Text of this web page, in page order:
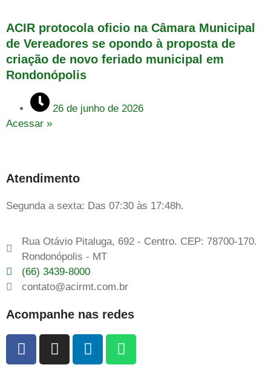
ACIR protocola oficio na Câmara Municipal
de Vereadores se opondo à proposta de
criação de novo feriado municipal em
Rondonópolis
26 de junho de 2026
Acessar »
Atendimento
Segunda a sexta: Das 07:30 às 17:48h.
Rua Otávio Pitaluga, 692 - Centro. CEP: 78700-170.
Rondonópolis - MT
(66) 3439-8000
contato@acirmt.com.br
Acompanhe nas redes